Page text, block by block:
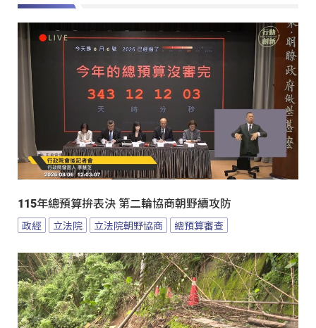
115年總預算拚表決 第二輪協商朝野續攻防
政經 立法院 立法院朝野協商 總預算審查